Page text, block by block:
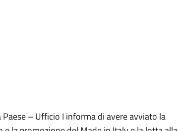
– Ufficio I informa di avere avviato la